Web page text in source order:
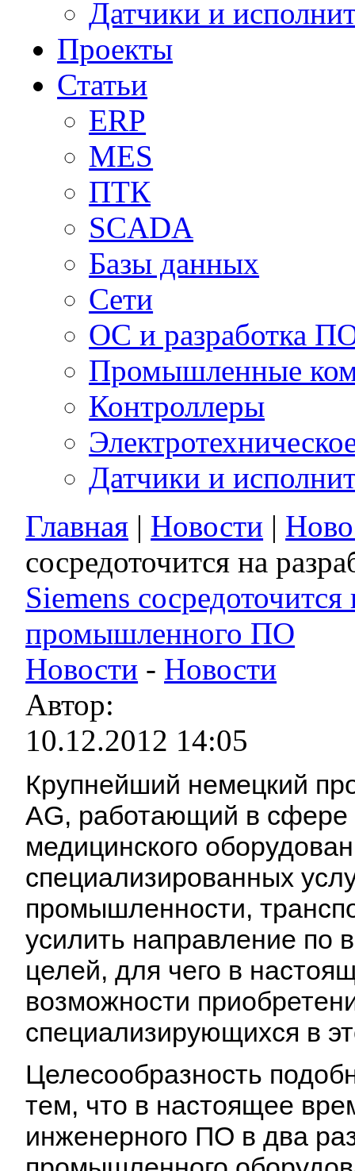
Датчики и
Проекты
Статьи
ERP
MES
ПТК
SCADA
Базы данных
Сети
ОС и разработка
Промышленные
Контроллеры
Датчики и
Главная | Новости |
сосредоточится на
Siemens сосредоточится
промышленного ПО
Новости - Новости
Автор:
10.12.2012 14:05
Крупнейший немецкий
AG, работающий в сфере
медицинского
специализированных
промышленности,
усилить направление
целей, для чего в
возможности
специализирующихся в
Целесообразность
тем, что в настоящее
инженерного ПО в два